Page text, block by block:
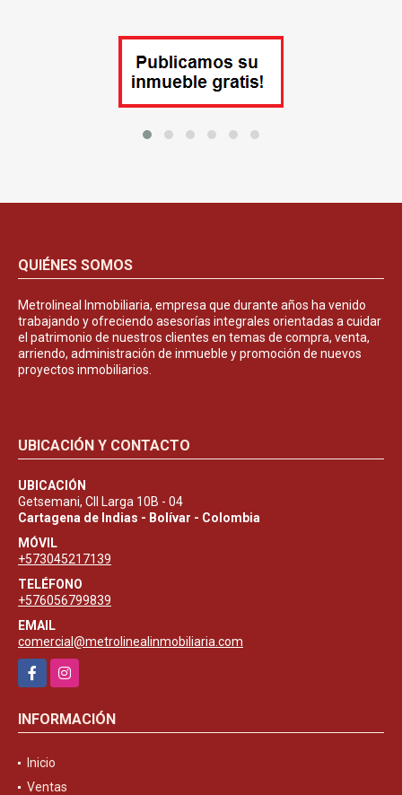
QUIÉNES SOMOS
Metrolineal Inmobiliaria, empresa que durante años ha venido
trabajando y ofreciendo asesorías integrales orientadas a cuidar
el patrimonio de nuestros clientes en temas de compra, venta,
arriendo, administración de inmueble y promoción de nuevos
proyectos inmobiliarios.
UBICACIÓN Y CONTACTO
UBICACIÓN
Getsemani, Cll Larga 10B - 04
Cartagena de Indias - Bolívar - Colombia
MÓVIL
+573045217139
TELÉFONO
+576056799839
EMAIL
comercial@metrolinealinmobiliaria.com
FacebookInstagram
INFORMACIÓN
Inicio
Ventas